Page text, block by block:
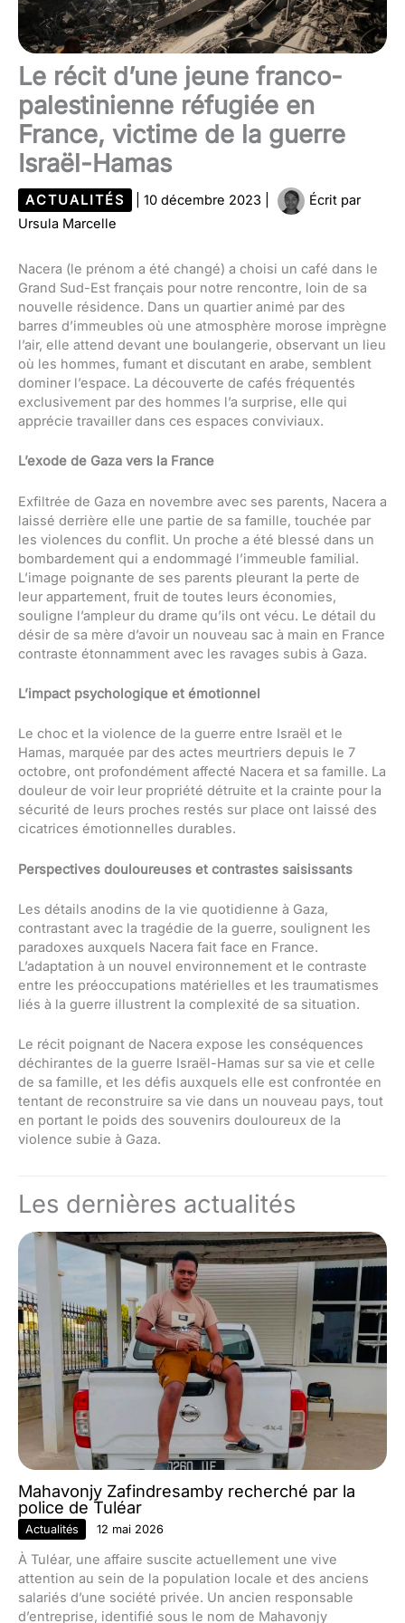
Le récit d’une jeune franco-
palestinienne réfugiée en
France, victime de la guerre
Israël-Hamas
ACTUALITÉS 10 décembre 2023
Écrit par
Ursula Marcelle
Nacera (le prénom a été changé) a choisi un café dans le
Grand Sud-Est français pour notre rencontre, loin de sa
nouvelle résidence. Dans un quartier animé par des
barres d’immeubles où une atmosphère morose imprègne
l’air, elle attend devant une boulangerie, observant un lieu
où les hommes, fumant et discutant en arabe, semblent
dominer l’espace. La découverte de cafés fréquentés
exclusivement par des hommes l’a surprise, elle qui
apprécie travailler dans ces espaces conviviaux.
L’exode de Gaza vers la France
Exfiltrée de Gaza en novembre avec ses parents, Nacera a
laissé derrière elle une partie de sa famille, touchée par
les violences du conflit. Un proche a été blessé dans un
bombardement qui a endommagé l’immeuble familial.
L’image poignante de ses parents pleurant la perte de
leur appartement, fruit de toutes leurs économies,
souligne l’ampleur du drame qu’ils ont vécu. Le détail du
désir de sa mère d’avoir un nouveau sac à main en France
contraste étonnamment avec les ravages subis à Gaza.
L’impact psychologique et émotionnel
Le choc et la violence de la guerre entre Israël et le
Hamas, marquée par des actes meurtriers depuis le 7
octobre, ont profondément affecté Nacera et sa famille. La
douleur de voir leur propriété détruite et la crainte pour la
sécurité de leurs proches restés sur place ont laissé des
cicatrices émotionnelles durables.
Perspectives douloureuses et contrastes saisissants
Les détails anodins de la vie quotidienne à Gaza,
contrastant avec la tragédie de la guerre, soulignent les
paradoxes auxquels Nacera fait face en France.
L’adaptation à un nouvel environnement et le contraste
entre les préoccupations matérielles et les traumatismes
liés à la guerre illustrent la complexité de sa situation.
Le récit poignant de Nacera expose les conséquences
déchirantes de la guerre Israël-Hamas sur sa vie et celle
de sa famille, et les défis auxquels elle est confrontée en
tentant de reconstruire sa vie dans un nouveau pays, tout
en portant le poids des souvenirs douloureux de la
violence subie à Gaza.
Les dernières actualités
Mahavonjy Zafindresamby recherché par la
police de Tuléar
Actualités 12 mai 2026
À Tuléar, une affaire suscite actuellement une vive
attention au sein de la population locale et des anciens
salariés d’une société privée. Un ancien responsable
d’entreprise, identifié sous le nom de Mahavonjy